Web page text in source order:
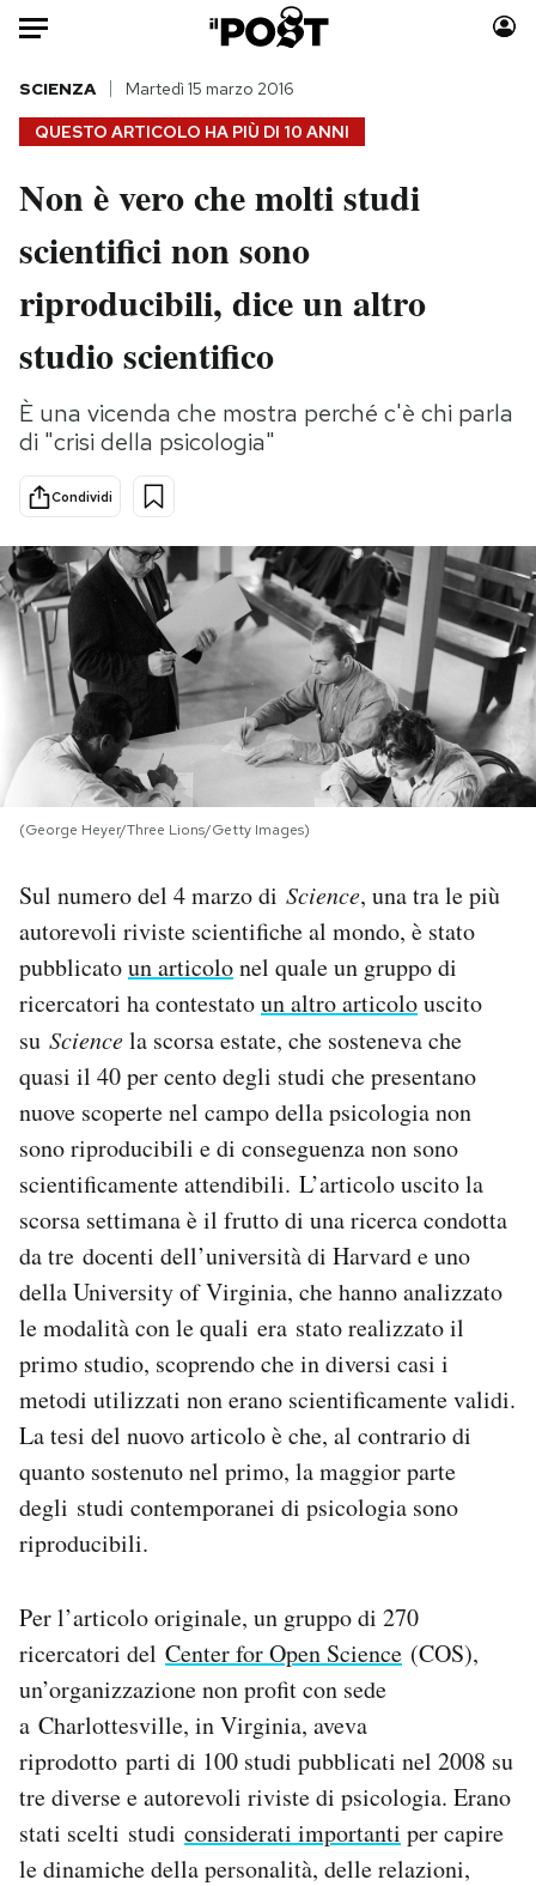
Auto
HOME
Italia
Politica
Tecnologia
Scienza
Cultura
Economia
Sport
Moda
Consumismi
Storie/Idee
Europa
PODCAST
NEWSLETTER
I MIEI PREFERITI
SHOP
CALENDARIO
AREA PERSONALE
Area Personale
Notifiche mobile
Regala il Post
Hai bisogno di aiuto?
Esci
QUESTO ARTICOLO HA PIÙ DI 10 ANNI
SCIENZA Martedì 15 marzo 2016
Non è vero che molti studi
scientifici non sono
riproducibili, dice un altro
studio scientifico
È una vicenda che mostra perché c'è chi parla
di "crisi della psicologia"
Condividi
(George Heyer/Three Lions/Getty Images)
Sul numero del 4 marzo di Science, una tra le più
autorevoli riviste scientifiche al mondo, è stato
pubblicatoun articolonel quale un gruppo di
ricercatori ha contestatoun altro articolouscito
su Sciencela scorsa estate, che sosteneva che
quasi il 40 per cento degli studi che presentano
nuove scoperte nel campo della psicologia non
sono riproducibili e di conseguenza non sono
scientificamente attendibili. L’articolo uscito la
scorsa settimana è il frutto di una ricerca condotta
da tre docenti dell’università di Harvard e uno
della University of Virginia, che hanno analizzato
le modalità con le quali era stato realizzato il
primo studio, scoprendo che in diversi casi i
metodi utilizzati non erano scientificamente validi.
La tesi del nuovo articolo è che, al contrario di
quanto sostenuto nel primo, la maggior parte
degli studi contemporanei di psicologia sono
riproducibili.
Per l’articolo originale, un gruppo di 270
ricercatori del Center for Open Science (COS),
un’organizzazione non profit con sede
a Charlottesville, in Virginia, aveva
riprodotto parti di 100 studi pubblicati nel 2008 su
tre diverse e autorevoli riviste di psicologia. Erano
stati scelti studi considerati importanti per capire
le dinamiche della personalità, delle relazioni,